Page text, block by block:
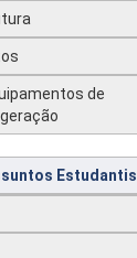
de
Estudantis